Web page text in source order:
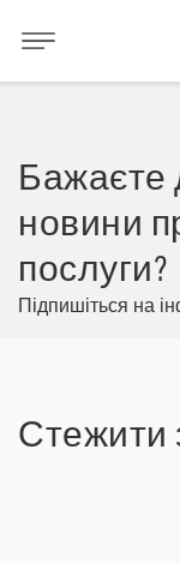
Бажаєте
новини
послуги?
Підпишіться на
Стежити